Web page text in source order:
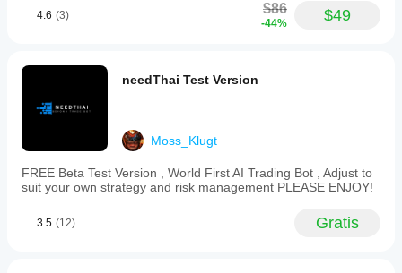
4.6 (3) $86
-44% $49
needThai Test Version
Moss_Klugt
FREE Beta Test Version , World First AI Trading Bot , Adjust to
suit your own strategy and risk management PLEASE ENJOY!
3.5 (12) Gratis